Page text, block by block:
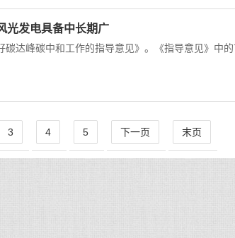
光发电具备中长期广
达峰碳中和工作的指导意见》。《指导意见》中
3 4 5 下一页 末页